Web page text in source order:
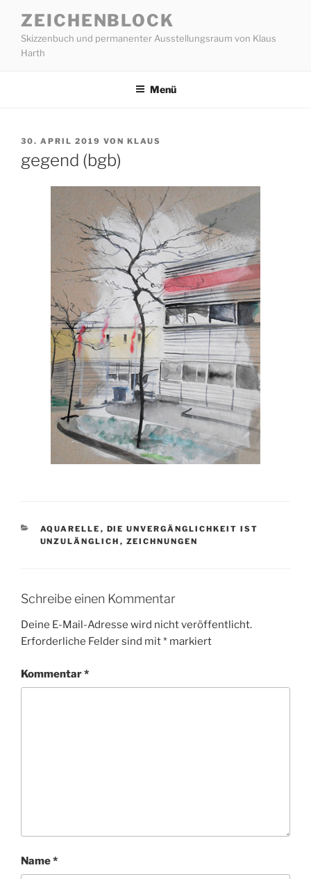
Inhalt
springen
ZEICHENBLOCK
Skizzenbuch und permanenter Ausstellungsraum von Klaus
Harth
Menü
VERÖFFENTLICHT
30. APRIL 2019 VON KLAUS
gegend (bgb)
KATEGORIEN
AQUARELLE , DIE UNVERGÄNGLICHKEIT IST
UNZULÄNGLICH , ZEICHNUNGEN
Schreibe einen Kommentar
Deine E-Mail-Adresse wird nicht veröffentlicht.
Erforderliche Felder sind mit* markiert
Kommentar*
Name*